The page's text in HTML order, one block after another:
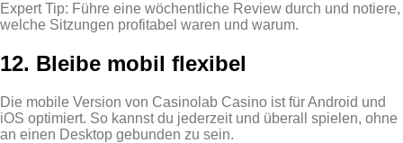
Expert Tip: Führe eine wöchentliche Review durch und notiere,
welche Sitzungen profitabel waren und warum.
12. Bleibe mobil flexibel
Die mobile Version von Casinolab Casino ist für Android und
iOS optimiert. So kannst du jederzeit und überall spielen, ohne
an einen Desktop gebunden zu sein.